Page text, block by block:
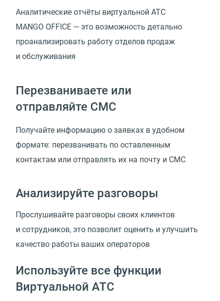
Аналитические отчёты виртуальной АТС
MANGO OFFICE — это возможность детально
проанализировать работу отделов продаж
и обслуживания
Перезваниваете или
отправляйте СМС
Получайте информацию о заявках в удобном
формате: перезванивать по оставленным
контактам или отправлять их на почту и СМС
Анализируйте разговоры
Прослушивайте разговоры своих клиентов
и сотрудников, это позволит оценить и улучшить
качество работы ваших операторов
Используйте все функции
Виртуальной АТС